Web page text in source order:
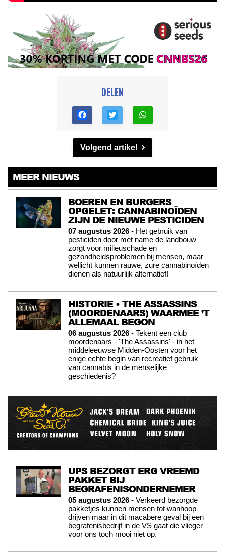
DELEN
Volgend artikel
MEER NIEUWS
BOEREN EN BURGERS
OPGELET: CANNABINOÏDEN
ZIJN DE NIEUWE PESTICIDEN
07 augustus 2026 - Het gebruik van
pesticiden door met name de landbouw
zorgt voor milieuschade en
gezondheidsproblemen bij mensen, maar
wellicht kunnen rauwe, zure cannabinoïden
dienen als natuurlijk alternatief!
HISTORIE • THE ASSASSINS
(MOORDENAARS) WAARMEE ’T
ALLEMAAL BEGON
06 augustus 2026 - Tekent een club
moordenaars - 'The Assassins' - in het
middeleeuwse Midden-Oosten voor het
enige echte begin van recreatief gebruik
van cannabis in de menselijke
geschiedenis?
UPS BEZORGT ERG VREEMD
PAKKET BIJ
BEGRAFENISONDERNEMER
05 augustus 2026 - Verkeerd bezorgde
pakketjes kunnen mensen tot wanhoop
drijven maar in dit macabere geval bij een
begrafenisbedrijf in de VS gaat die vlieger
voor ons toch mooi niet op.